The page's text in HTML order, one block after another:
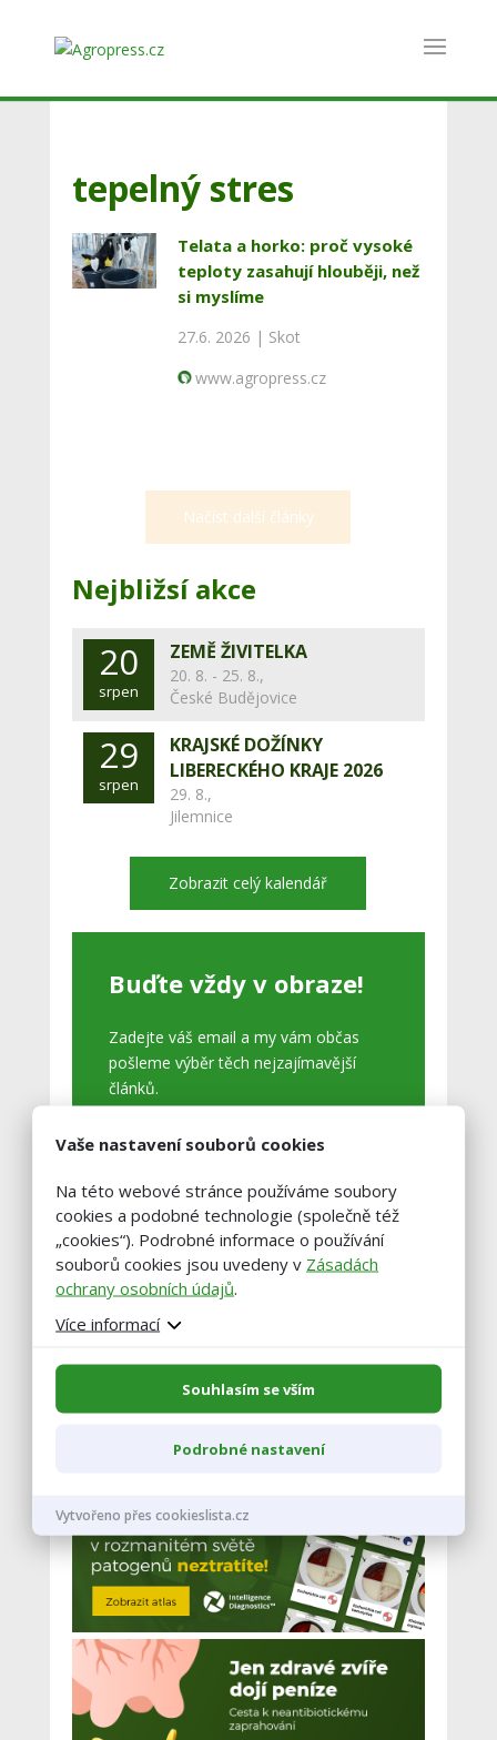
tepelný stres
Telata a horko: proč vysoké
teploty zasahují hlouběji, než
si myslíme
27.6. 2026 | Skot
www.agropress.cz
Načíst další články
Nejbližsí akce
20
srpen
ZEMĚ ŽIVITELKA
20. 8. - 25. 8.,
České Budějovice
29
srpen
KRAJSKÉ DOŽÍNKY
LIBERECKÉHO KRAJE 2026
29. 8.,
Jilemnice
Zobrazit celý kalendář
Buďte vždy v obraze!
Zadejte váš email a my vám občas
pošleme výběr těch nejzajímavější
článků.
Vaše nastavení souborů cookies
Na této webové stránce používáme soubory
cookies a podobné technologie (společně též
„cookies“). Podrobné informace o používání
souborů cookies jsou uvedeny v Zásadách
ochrany osobních údajů.
Více informací
Souhlasím se vším
Podrobné nastavení
Vytvořeno přes cookieslista.cz